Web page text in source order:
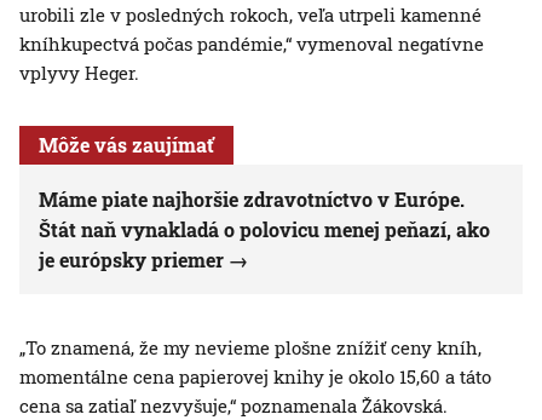
urobili zle v posledných rokoch, veľa utrpeli kamenné
kníhkupectvá počas pandémie,“ vymenoval negatívne
vplyvy Heger.
Môže vás zaujímať
Máme piate najhoršie zdravotníctvo v Európe.
Štát naň vynakladá o polovicu menej peňazí, ako
je európsky priemer
„To znamená, že my nevieme plošne znížiť ceny kníh,
momentálne cena papierovej knihy je okolo 15,60 a táto
cena sa zatiaľ nezvyšuje,“ poznamenala Žákovská.